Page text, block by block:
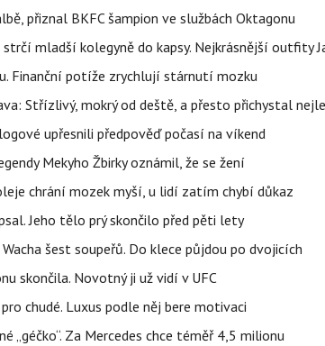
přiznal BKFC šampion ve službách Oktagonu
mladší kolegyně do kapsy. Nejkrásnější outfity
Finanční potíže zrychlují stárnutí mozku
Střízlivý, mokrý od deště, a přesto přichystal
upřesnili předpověď počasí na víkend
Mekyho Žbirky oznámil, že se žení
chrání mozek myší, u lidí zatím chybí důkaz
Jeho tělo prý skončilo před pěti lety
šest soupeřů. Do klece půjdou po dvojicích
skončila. Novotný ji už vidí v UFC
chudé. Luxus podle něj bere motivaci
„géčko“. Za Mercedes chce téměř 4,5 milionu